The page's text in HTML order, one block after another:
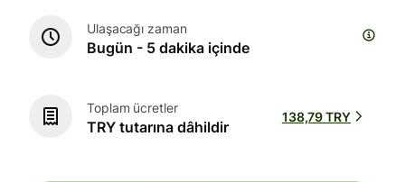
Ulaşacağı zaman
Bugün - 5 dakika içinde
Toplam ücretler
TRY tutarına dâhildir
138,79 TRY